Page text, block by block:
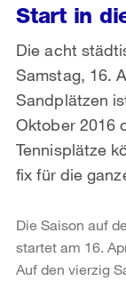
Start in
Die acht
Samstag, 16.
Sandplätzen
Oktober 2016
Tennisplätze
fix für die
Die Saison auf
startet am 16.
Auf den vierzig